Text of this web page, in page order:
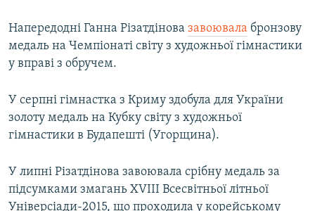
Напередодні Ганна Різатдінова завоювала бронзову
медаль на Чемпіонаті світу з художньої гімнастики
у вправі з обручем.
У серпні гімнастка з Криму здобула для України
золоту медаль на Кубку світу з художньої
гімнастики в Будапешті (Угорщина).
У липні Різатдінова завоювала срібну медаль за
підсумками змагань XVIII Всесвітньої літньої
Універсіади-2015, що проходила у корейському